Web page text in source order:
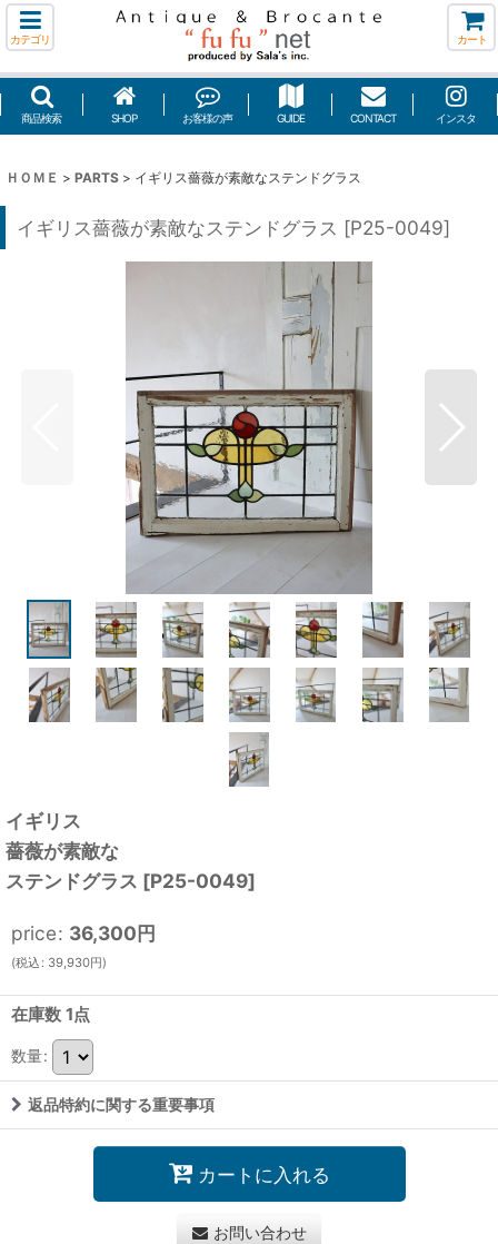
カテゴリ カート
商品検索 SHOP お客様の声 GUIDE CONTACT インスタ
ＨＯＭＥ > PARTS > イギリス薔薇が素敵なステンドグラス
イギリス薔薇が素敵なステンドグラス [P25-0049]
イギリス
薔薇が素敵な
ステンドグラス [P25-0049]
price: 36,300円
(税込 : 39,930円)
在庫数 1点
数量:
返品特約に関する重要事項
カートに入れる
お問い合わせ